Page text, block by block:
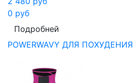
0 руб
Подробней
POWERWAVY ДЛЯ ПОХУДЕНИЯ